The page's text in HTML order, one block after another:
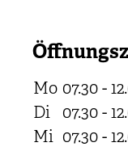
Mo 07.30 -
Di
07.30 -
Mi 07.30 -